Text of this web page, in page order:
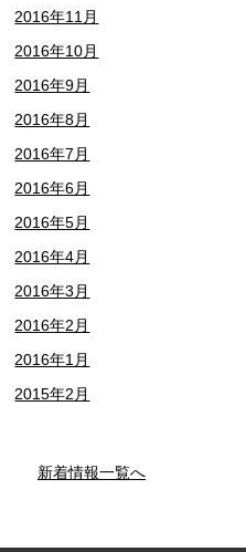
2016年11月
2016年10月
2016年9月
2016年8月
2016年7月
2016年6月
2016年5月
2016年4月
2016年3月
2016年2月
2016年1月
2015年2月
新着情報一覧へ